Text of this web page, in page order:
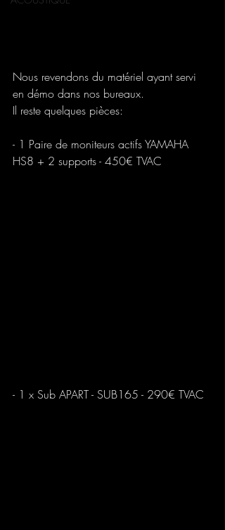
Nous revendons du matériel ayant servi
en démo dans nos bureaux.
Il reste quelques pièces:
- 1 Paire de moniteurs actifs YAMAHA
HS8 + 2 supports - 450€ TVAC
- 1 x Sub APART - SUB165 - 290€ TVAC